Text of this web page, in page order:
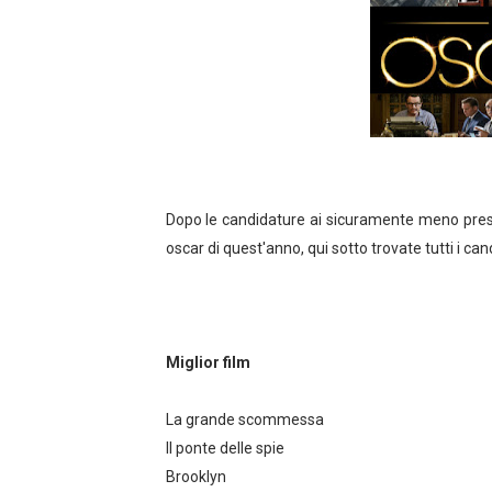
Gli incredibili 2: tutte le
Tutte le curiosità su
Emmy Rossum lascia
"The End of the F***ing
THE BIG BANG THEORY
Dopo le candidature ai sicuramente meno
oscar di quest'anno, qui sotto trovate tutti i
Miglior film
La grande scommessa
Il ponte delle spie
Brooklyn